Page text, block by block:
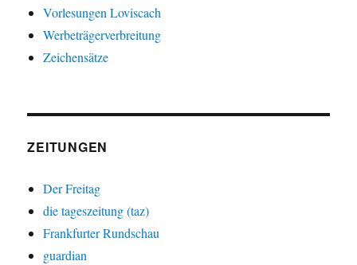
Vorlesungen Loviscach
Werbeträgerverbreitung
Zeichensätze
ZEITUNGEN
Der Freitag
die tageszeitung (taz)
Frankfurter Rundschau
guardian